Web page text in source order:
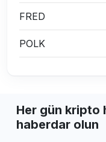
FRED
POLK
Her gün kripto
haberdar olun